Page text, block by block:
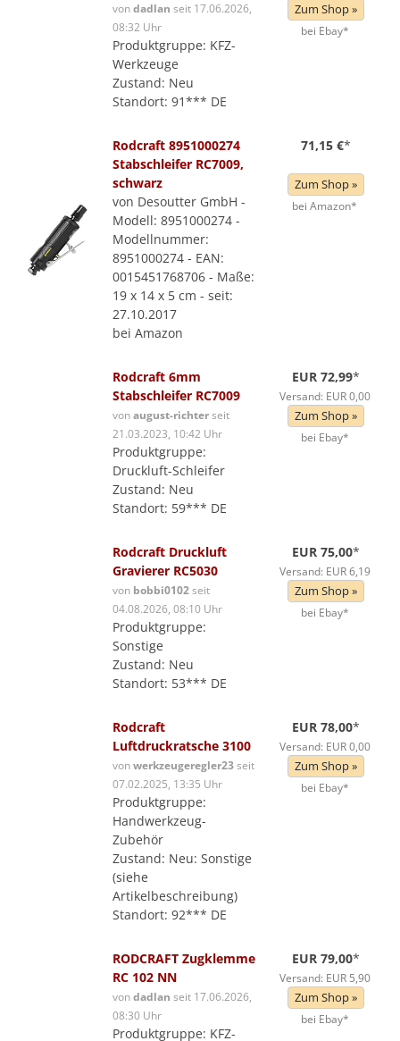
vondadlan seit 17.06.2026,
08:32 Uhr
Produktgruppe: KFZ-
Werkzeuge
Zustand: Neu
Standort: 91*** DE
Zum Shop »
bei Ebay*
Rodcraft 8951000274
Stabschleifer RC7009,
schwarz
von Desoutter GmbH -
Modell: 8951000274 -
Modellnummer:
8951000274 - EAN:
0015451768706 - Maße:
19 x 14 x 5 cm - seit:
27.10.2017
bei Amazon
71,15 €*
Zum Shop »
bei Amazon*
Rodcraft 6mm
Stabschleifer RC7009
vonaugust-richterseit
21.03.2023, 10:42 Uhr
Produktgruppe:
Druckluft-Schleifer
Zustand: Neu
Standort: 59*** DE
EUR 72,99*
Versand: EUR 0,00
Zum Shop »
bei Ebay*
Rodcraft Druckluft
Gravierer RC5030
von bobbi0102seit
04.08.2026, 08:10 Uhr
Produktgruppe:
Sonstige
Zustand: Neu
Standort: 53*** DE
EUR 75,00*
Versand: EUR 6,19
Zum Shop »
bei Ebay*
Rodcraft
Luftdruckratsche 3100
vonwerkzeugeregler23seit
07.02.2025, 13:35 Uhr
Produktgruppe:
Handwerkzeug-
Zubehör
Zustand: Neu: Sonstige
(siehe
Artikelbeschreibung)
Standort: 92*** DE
EUR 78,00*
Versand: EUR 0,00
Zum Shop »
bei Ebay*
RODCRAFT Zugklemme
RC 102 NN
vondadlan seit 17.06.2026,
08:30 Uhr
Produktgruppe: KFZ-
EUR 79,00*
Versand: EUR 5,90
Zum Shop »
bei Ebay*